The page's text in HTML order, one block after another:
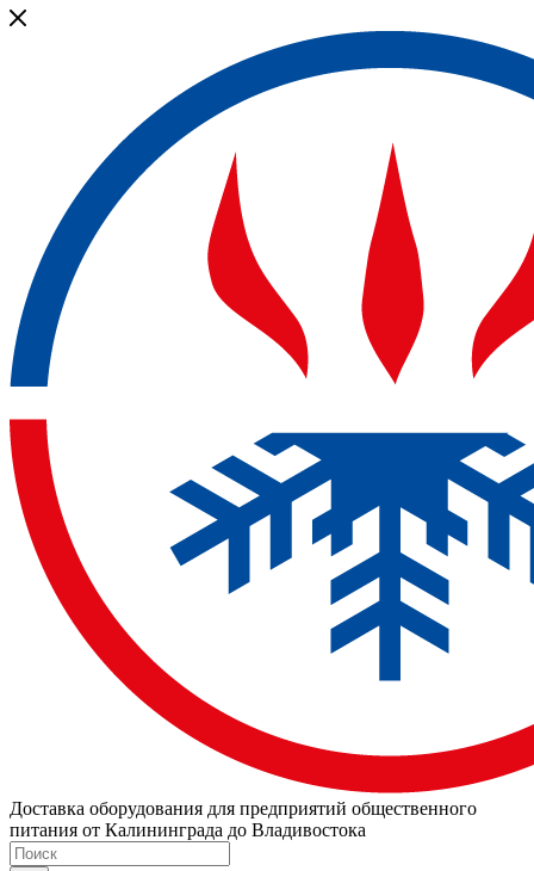
Доставка оборудования для предприятий общественного
питания от Калининграда до Владивостока